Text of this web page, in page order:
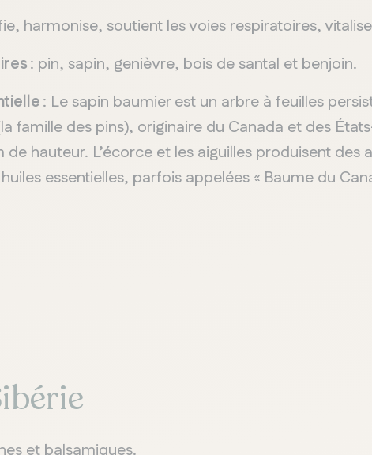
harmonise, soutient les voies respiratoires,
: pin, sapin, genièvre, bois de santal et benjoin.
: Le sapin baumier est un arbre à feuilles
famille des pins), originaire du Canada et des
de hauteur. L’écorce et les aiguilles produisent des
essentielles, parfois appelées « Baume du
et balsamiques.